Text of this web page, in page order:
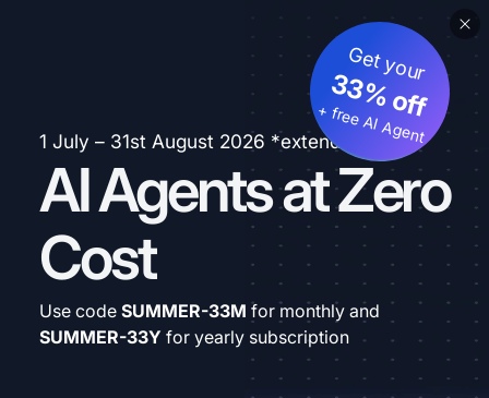
1 July – 31st August 2026 *extended
AI Agents at Zero
Cost
Get your
33% off
+ free AI Agent
Use code SUMMER-33M for monthly and
SUMMER-33Y for yearly subscription